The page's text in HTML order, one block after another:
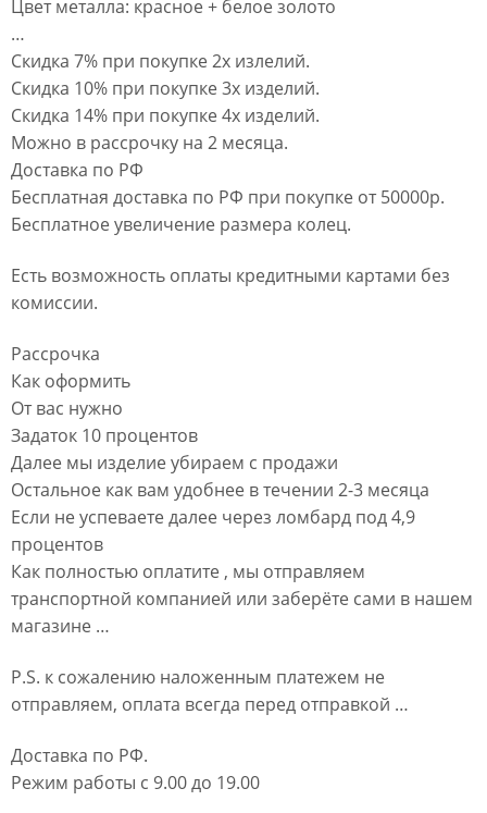
Цвет металла: красное + белое золото
…
Скидка 7% при покупке 2х излелий.
Скидка 10% при покупке 3х изделий.
Скидка 14% при покупке 4х изделий.
Можно в рассрочку на 2 месяца.
Доставка по РФ
Бесплатная доставка по РФ при покупке от 50000р.
Бесплатное увеличение размера колец.
Есть возможность оплаты кредитными картами без
комиссии.
Рассрочка
Как оформить
От вас нужно
Задаток 10 процентов
Далее мы изделие убираем с продажи
Остальное как вам удобнее в течении 2-3 месяца
Если не успеваете далее через ломбард под 4,9
процентов
Как полностью оплатите , мы отправляем
транспортной компанией или заберёте сами в нашем
магазине …
P.S. к сожалению наложенным платежем не
отправляем, оплата всегда перед отправкой …
Доставка по РФ.
Режим работы с 9.00 до 19.00